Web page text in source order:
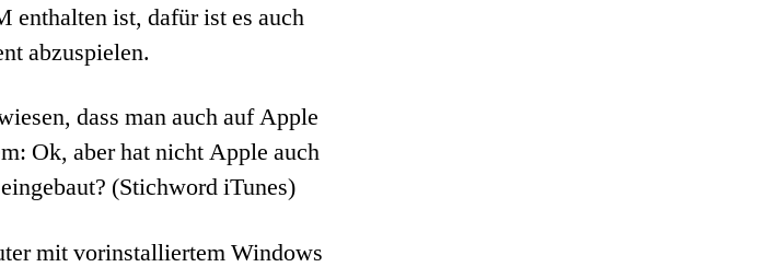
enthalten ist, dafür ist es auch
abzuspielen.
dass man auch auf Apple
Ok, aber hat nicht Apple auch
(Stichword iTunes)
mit vorinstalliertem Windows